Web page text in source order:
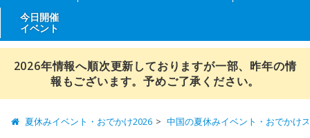
今日開催
イベント
2026年情報へ順次更新しておりますが一部、昨年の情
報もございます。予めご了承ください。
夏休みイベント・おでかけ2026 中国の夏休みイベント・おでかけ